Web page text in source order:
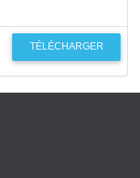
TÉLÉCHARGER